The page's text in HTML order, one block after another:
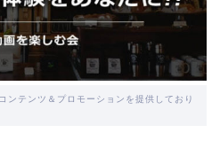
ンテンツ＆プロモーションを提供しており